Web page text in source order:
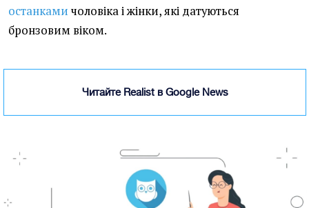
останками чоловіка і жінки, які датуються
бронзовим віком.
Читайте Realist в Google News